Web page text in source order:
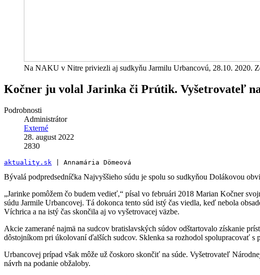
Na NAKU v Nitre priviezli aj sudkyňu Jarmilu Urbancovú, 28.10. 2020.
Kočner ju volal Jarinka či Prútik. Vyšetrovateľ
Podrobnosti
Administrátor
Externé
28. august 2022
2830
aktuality.sk | Annamária Dömeová
Bývalá podpredsedníčka Najvyššieho súdu je spolu so sudkyňou Dolákovou
„Jarinke pomôžem čo budem vedieť,“ písal vo februári 2018 Marian Kočner
súdu Jarmile Urbancovej. Tá dokonca tento súd istý čas viedla, keď nebola
Víchrica a na istý čas skončila aj vo vyšetrovacej väzbe.
Akcie zamerané najmä na sudcov bratislavských súdov odštartovalo získanie
dôstojníkom pri úkolovaní ďalších sudcov. Sklenka sa rozhodol spolupracovať
Urbancovej prípad však môže už čoskoro skončiť na súde. Vyšetrovateľ
návrh na podanie obžaloby.